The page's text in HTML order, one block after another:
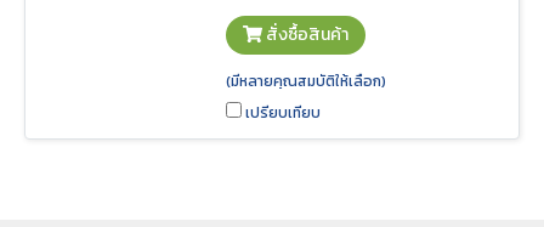
อากาศที่ดี กรองได้ทั้งฝุ่น PM2.5 และ
ช่วยยับยั้งเชื้อโรค ลดกลิ่นไม่พึง
ประสงค์จากเชื้อราและแบคทีเรียด้วยฟัง
ก์ชั่นเป่าไล่ความชื้น ประหยัดค่าไฟ ด้วย
ค่าประหยัดพลังงานเบอร์ 5 ระดับ 1 ดาว
สั่งซื้อสินค้า
(มีหลายคุณสมบัติให้เลือก)
เปรียบเทียบ